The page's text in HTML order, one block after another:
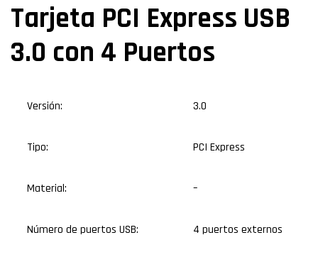
Tarjeta PCI Express USB
3.0 con 4 Puertos
Versión: 3.0
Tipo: PCI Express
Material: –
Número de puertos USB: 4 puertos externos